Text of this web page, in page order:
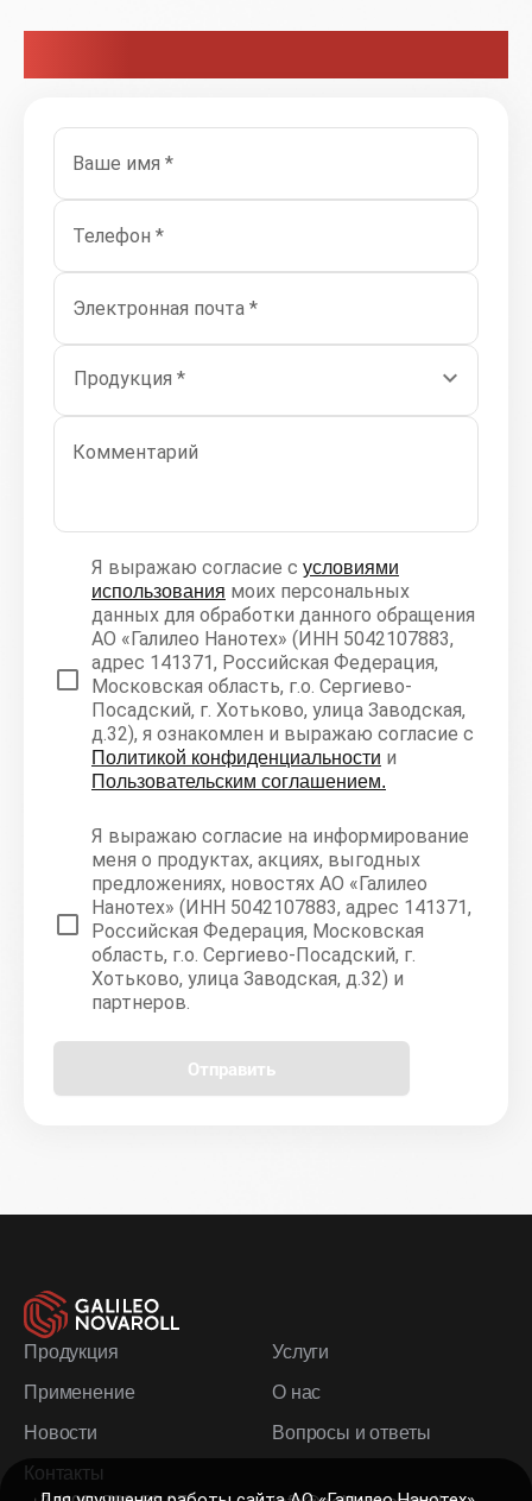
Ваше имя *
Телефон *
Электронная почта *
Продукция *
Комментарий
Я выражаю согласие с условиями
использования моих персональных
данных для обработки данного обращения
АО «Галилео Нанотех» (ИНН 5042107883,
адрес 141371, Российская Федерация,
Московская область, г.о. Сергиево-
Посадский, г. Хотьково, улица Заводская,
д.32), я ознакомлен и выражаю согласие с
Политикой конфиденциальности и
Пользовательским соглашением.
Я выражаю согласие на информирование
меня о продуктах, акциях, выгодных
предложениях, новостях АО «Галилео
Нанотех» (ИНН 5042107883, адрес 141371,
Российская Федерация, Московская
область, г.о. Сергиево-Посадский, г.
Хотьково, улица Заводская, д.32) и
партнеров.
Отправить
Продукция
Услуги
Применение
О нас
Новости
Вопросы и ответы
Контакты